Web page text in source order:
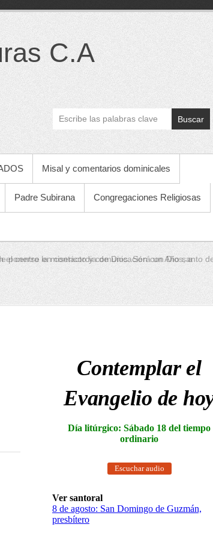
C.A
Buscar
Misal y comentarios dominicales
Padre Subirana Congregaciones Religiosas
ponerse en contacto y comunicación con Dios, a